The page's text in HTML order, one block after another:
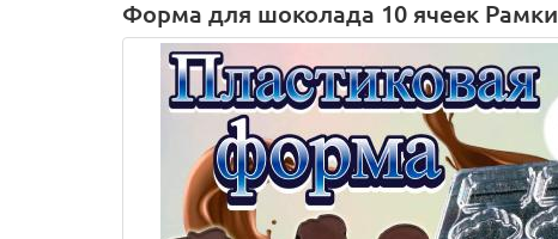
Форма для шоколада 10 ячеек Рамки